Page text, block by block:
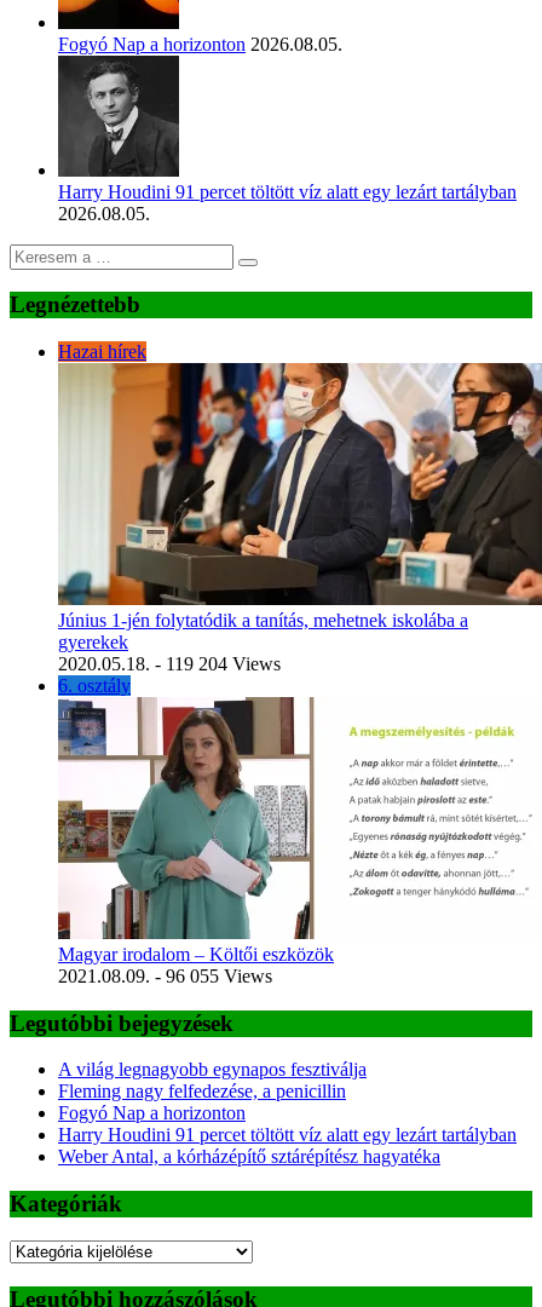
Fogyó Nap a horizonton 2026.08.05.
Harry Houdini 91 percet töltött víz alatt egy lezárt tartályban
2026.08.05.
Legnézettebb
Hazai hírek
Június 1-jén folytatódik a tanítás, mehetnek iskolába a
gyerekek
2020.05.18. - 119 204 Views
6. osztály
Magyar irodalom – Költői eszközök
2021.08.09. - 96 055 Views
Legutóbbi bejegyzések
A világ legnagyobb egynapos fesztiválja
Fleming nagy felfedezése, a penicillin
Fogyó Nap a horizonton
Harry Houdini 91 percet töltött víz alatt egy lezárt tartályban
Weber Antal, a kórházépítő sztárépítész hagyatéka
Kategóriák
Kategóriák
Legutóbbi hozzászólások